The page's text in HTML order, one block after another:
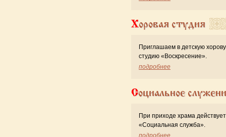
Хоровая студия
Приглашаем в детскую
студию «Воскресение».
подробнее
Социальное
При приходе храма действует
«Cоциальная служба».
подробнее